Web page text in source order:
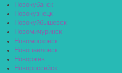
Новокубанск
Новокузнецк
Новокуйбышевск
Новомичуринск
Новомосковск
Новопавловск
Новоржев
Новороссийск